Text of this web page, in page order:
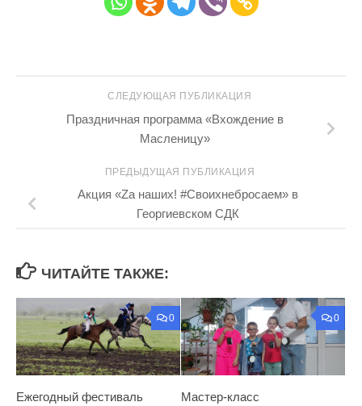
СЛЕДУЮЩАЯ ПУБЛИКАЦИЯ
Праздничная программа «Вхождение в
Масленицу»
ПРЕДЫДУЩАЯ ПУБЛИКАЦИЯ
Акция «Zа наших! #Своихнебросаем» в
Георгиевском СДК
ЧИТАЙТЕ ТАКЖЕ:
0
Ежегодный фестиваль
0
Мастер-класс